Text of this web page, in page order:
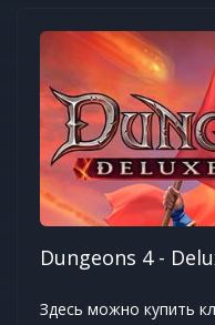
Dungeons 4 -
Здесь можно купить